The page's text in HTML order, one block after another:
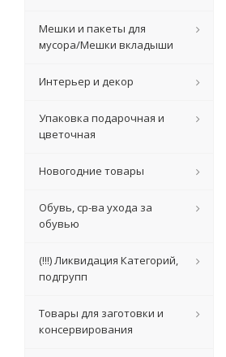
Мешки и пакеты для
мусора/Мешки вкладыши
Интерьер и декор
Упаковка подарочная и
цветочная
Новогодние товары
Обувь, ср-ва ухода за
обувью
(!!!) Ликвидация Категорий,
подгрупп
Товары для заготовки и
консервирования